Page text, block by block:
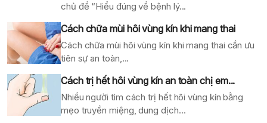
chủ đề “Hiểu đúng về bệnh lý...
Cách chữa mùi hôi vùng kín khi mang thai
Cách chữa mùi hôi vùng kín khi mang thai cần ưu
tiên sự an toàn,...
Cách trị hết hôi vùng kín an toàn chị em...
Nhiều người tìm cách trị hết hôi vùng kín bằng
mẹo truyền miệng, dung dịch...